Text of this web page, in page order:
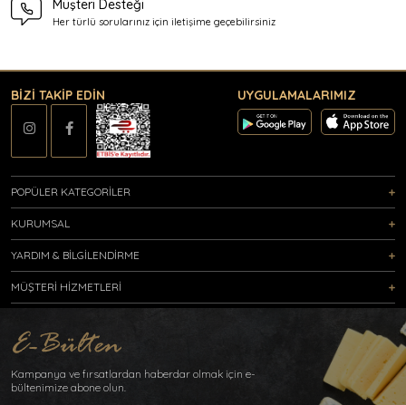
Müşteri Desteği
Her türlü sorularınız için iletişime geçebilirsiniz
BİZİ TAKİP EDİN UYGULAMALARIMIZ
POPÜLER KATEGORİLER
KURUMSAL
YARDIM & BİLGİLENDİRME
MÜŞTERİ HİZMETLERİ
Kampanya ve fırsatlardan haberdar olmak için e-
bültenimize abone olun.